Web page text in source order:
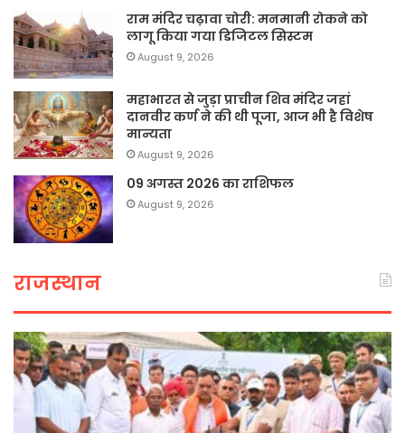
राम मंदिर चढ़ावा चोरी: मनमानी रोकने को
लागू किया गया डिजिटल सिस्टम
August 9, 2026
महाभारत से जुड़ा प्राचीन शिव मंदिर जहां
दानवीर कर्ण ने की थी पूजा, आज भी है विशेष
मान्यता
August 9, 2026
09 अगस्त 2026 का राशिफल
August 9, 2026
राजस्थान